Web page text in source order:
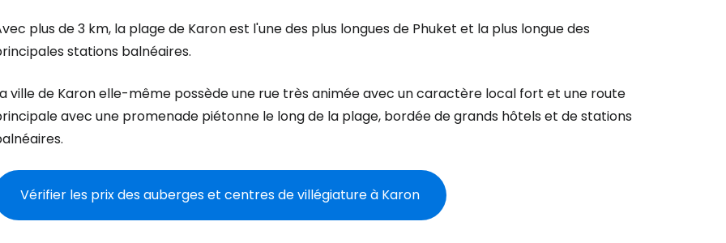
plus de 3 km, la plage de Karon est l'une des plus longues de Phuket et la plus longue des
stations balnéaires.
ville de Karon elle-même possède une rue très animée avec un caractère local fort et une route
avec une promenade piétonne le long de la plage, bordée de grands hôtels et de stations
Vérifier les prix des auberges et centres de villégiature à Karon